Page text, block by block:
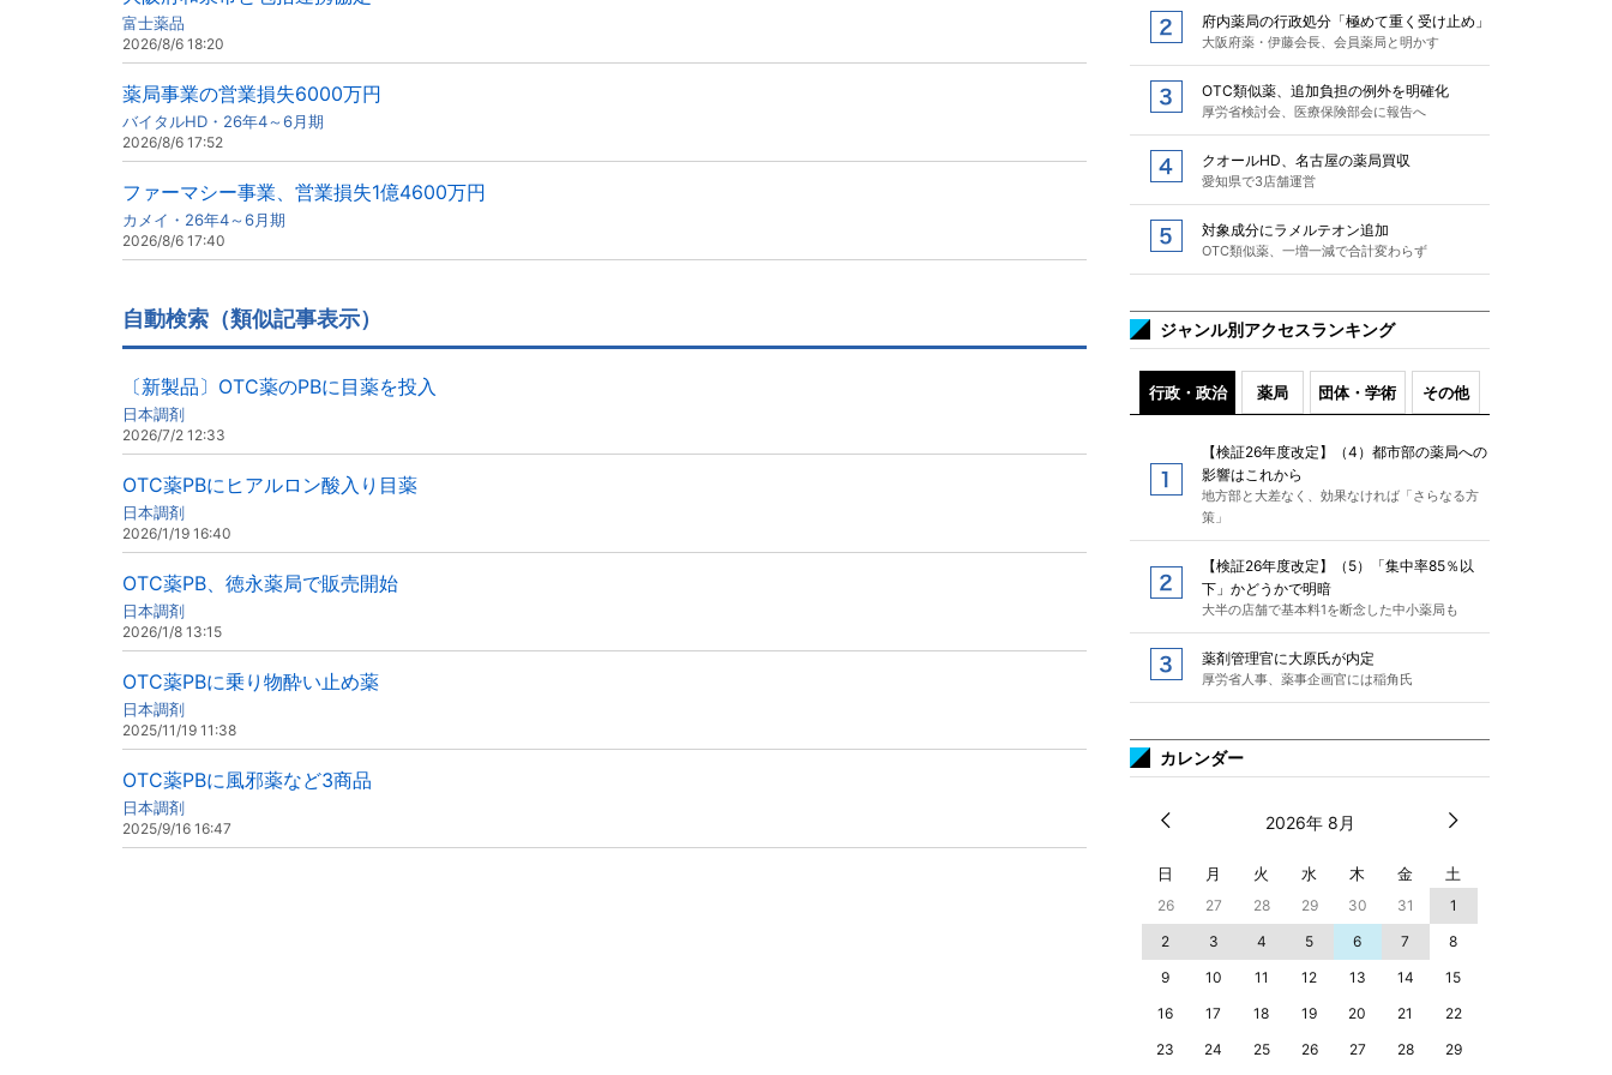
富士薬品
2026/8/6 18:20
薬局事業の営業損失6000万円
バイタルHD・26年4～6月期
2026/8/6 17:52
ファーマシー事業、営業損失1億4600万円
カメイ・26年4～6月期
2026/8/6 17:40
自動検索（類似記事表示）
〔新製品〕OTC薬のPBに目薬を投入
日本調剤
2026/7/2 12:33
OTC薬PBにヒアルロン酸入り目薬
日本調剤
2026/1/19 16:40
OTC薬PB、徳永薬局で販売開始
日本調剤
2026/1/8 13:15
OTC薬PBに乗り物酔い止め薬
日本調剤
2025/11/19 11:38
OTC薬PBに風邪薬など3商品
日本調剤
2025/9/16 16:47
府内薬局の行政処分「極めて重く受け止め」
大阪府薬・伊藤会長、会員薬局と明かす
OTC類似薬、追加負担の例外を明確化
厚労省検討会、医療保険部会に報告へ
クオールHD、名古屋の薬局買収
愛知県で3店舗運営
対象成分にラメルテオン追加
OTC類似薬、一増一減で合計変わらず
ジャンル別アクセスランキング
行政・政治 薬局 団体・学術 その他
【検証26年度改定】（4）都市部の薬局への
影響はこれから
地方部と大差なく、効果なければ「さらなる方
策」
【検証26年度改定】（5）「集中率85％以
下」かどうかで明暗
大半の店舗で基本料1を断念した中小薬局も
薬剤管理官に大原氏が内定
厚労省人事、薬事企画官には稲角氏
カレンダー
2026年 8月
日 月 火 水 木 金 土
26 27 28 29 30 31
1
2
3 4 5 6 7
8
9
10 11 12 13 14
15
16
17 18 19 20 21
22
23
24 25 26 27 28
29